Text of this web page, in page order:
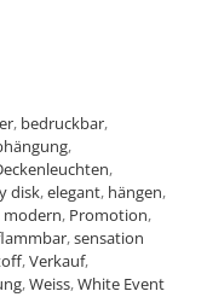
, bedruckbar,
,
,
disk,elegant, hängen,
modern, Promotion,
,sensation
,Verkauf,
,Weiss,White Event